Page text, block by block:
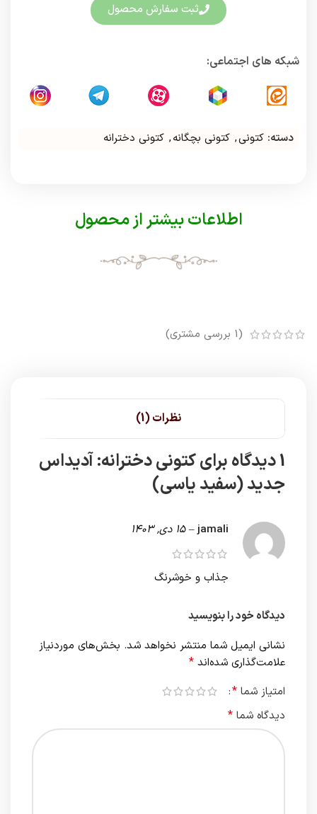
ثبت سفارش محصول
شبکه های اجتماعی:
دسته: کتونی, کتونی بچگانه, کتونی دخترانه
اطلاعات بیشتر از محصول
(
1 بررسی مشتری)
نظرات (1)
1 دیدگاه برای
کتونی دخترانه: آدیداس
جدید (سفید یاسی)
jamali
– 15 دی, 1403
جذاب و خوشرنگ
دیدگاه خود را بنویسید
نشانی ایمیل شما منتشر نخواهد شد. بخش‌های موردنیاز
علامت‌گذاری شده‌اند *
امتیاز شما *
دیدگاه شما *